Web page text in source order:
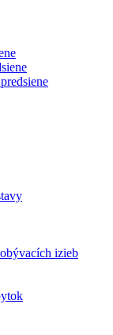
izieb